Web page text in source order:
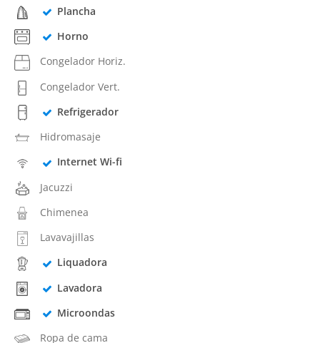
Plancha
Horno
Congelador Horiz.
Congelador Vert.
Refrigerador
Hidromasaje
Internet Wi-fi
Jacuzzi
Chimenea
Lavavajillas
Liquadora
Lavadora
Microondas
Ropa de cama